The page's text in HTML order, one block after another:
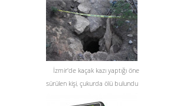
İzmir'de kaçak kazı yaptığı öne
sürülen kişi, çukurda ölü bulundu